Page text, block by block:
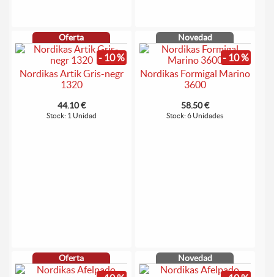
Oferta
- 10 %
Nordikas Artik Gris-negr
1320
44.10 €
Stock: 1 Unidad
Novedad
- 10 %
Nordikas Formigal Marino
3600
58.50 €
Stock: 6 Unidades
Oferta Novedad